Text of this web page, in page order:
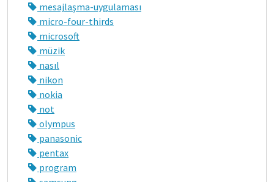
mesajlaşma-uygulaması
micro-four-thirds
microsoft
müzik
nasıl
nikon
nokia
not
olympus
panasonic
pentax
program